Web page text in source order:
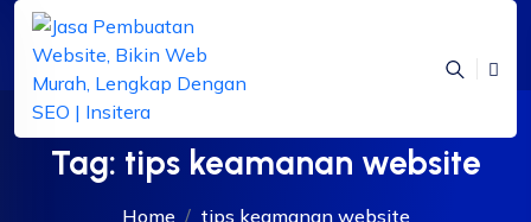
Tag: tips keamanan website
Home tips keamanan website